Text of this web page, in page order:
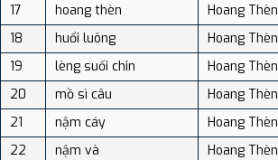
17
hoang thèn Hoang Thèn
18
huổi luông Hoang Thèn
19
lèng suối chin Hoang Thèn
20
mồ sì câu Hoang Thèn
21
nậm cáy Hoang Thèn
22
nậm và Hoang Thèn